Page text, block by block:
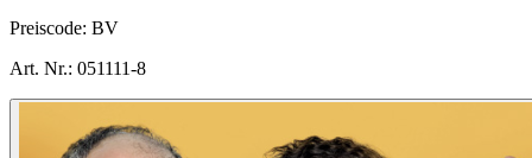
Preiscode: BV
Art. Nr.: 051111-8